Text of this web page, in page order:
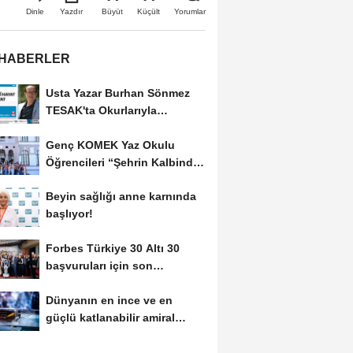
Dinle Yazdır Büyüt Küçült Yorumlar
Usta Yazar Burhan Sönmez
TESAK'ta Okurlarıyla
Genç KOMEK Yaz Okulu
Öğrencileri “Şehrin Kalbinde
Beyin sağlığı anne karnında
başlıyor!
Forbes Türkiye 30 Altı 30
başvuruları için son
Dünyanın en ince ve en
güçlü katlanabilir amiral